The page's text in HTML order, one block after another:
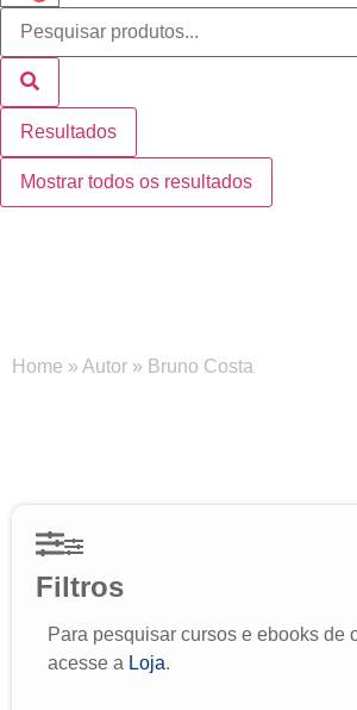
Resultados
Mostrar todos os resultados
Home » Autor » Bruno Costa
Filtros
Para pesquisar cursos e ebooks de
acesse a Loja.